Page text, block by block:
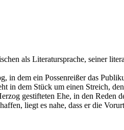
als Literatursprache, seiner
dem ein Possenreißer das
in dem Stück um einen Streich,
gestifteten Ehe, in den Reden
liegt es nahe, dass er die